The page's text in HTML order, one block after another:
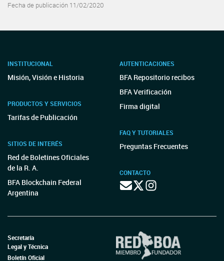
Fecha de publicación 11/02/2020
INSTITUCIONAL
Misión, Visión e Historia
PRODUCTOS Y SERVICIOS
Tarifas de Publicación
SITIOS DE INTERÉS
Red de Boletines Oficiales
de la R. A.
BFA Blockchain Federal
Argentina
AUTENTICACIONES
BFA Repositorio recibos
BFA Verificación
Firma digital
FAQ Y TUTORIALES
Preguntas Frecuentes
CONTACTO
Secretaría
Legal y Técnica
Boletín Oficial